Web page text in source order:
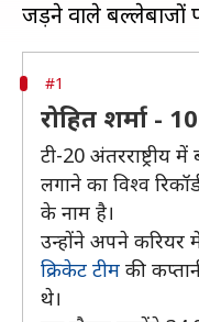
#1
रोहित शर्मा -
टी-20 अंतरराष्ट्रीय
लगाने का विश्व
के नाम है।
उन्होंने अपने करियर
क्रिकेट टीम की
थे।